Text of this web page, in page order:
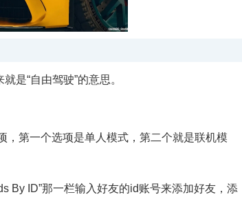
是“自由驾驶”的意思。
，第一个选项是单人模式，第二个就是联机模
By ID”那一栏输入好友的id账号来添加好友，添